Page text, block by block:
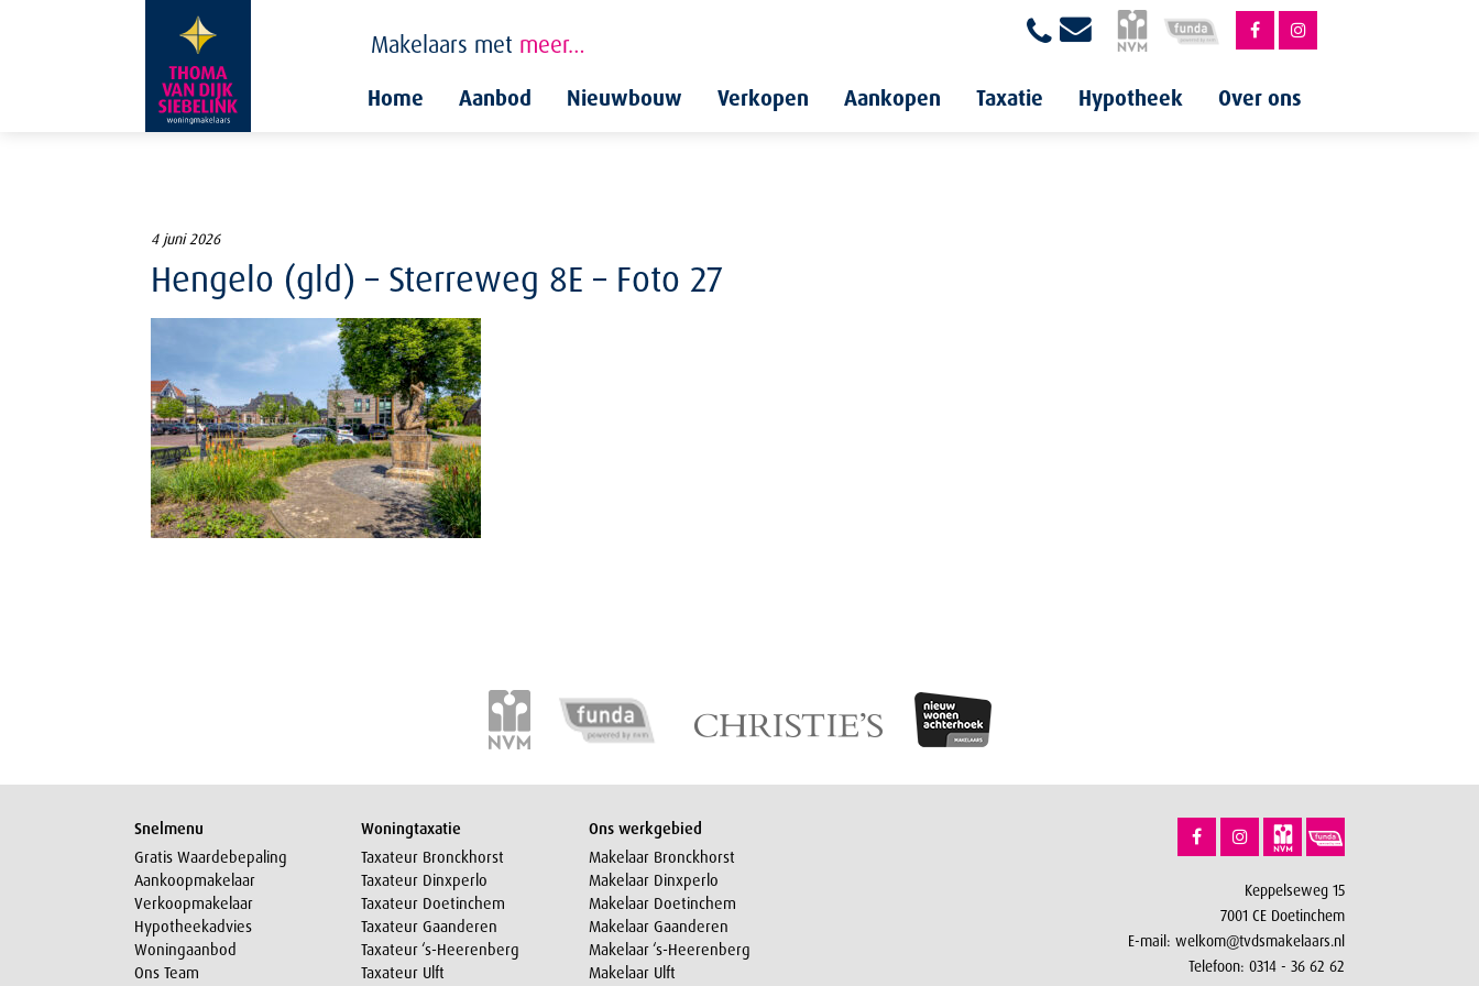
Makelaars met meer…
Home Aanbod Nieuwbouw Verkopen Aankopen Taxatie Hypotheek Over ons
4 juni 2026
Hengelo (gld) – Sterreweg 8E – Foto 27
Snelmenu
Gratis Waardebepaling
Aankoopmakelaar
Verkoopmakelaar
Hypotheekadvies
Woningaanbod
Ons Team
Woningtaxatie
Taxateur Bronckhorst
Taxateur Dinxperlo
Taxateur Doetinchem
Taxateur Gaanderen
Taxateur ‘s-Heerenberg
Taxateur Ulft
Ons werkgebied
Makelaar Bronckhorst
Makelaar Dinxperlo
Makelaar Doetinchem
Makelaar Gaanderen
Makelaar ‘s-Heerenberg
Makelaar Ulft
Keppelseweg 15
7001 CE Doetinchem
E-mail: welkom@tvdsmakelaars.nl
Telefoon: 0314 - 36 62 62